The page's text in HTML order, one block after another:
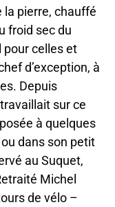
la pierre, chauffé
froid sec du
pour celles et
d’exception, à
Depuis
sur ce
à quelques
dans son petit
au Suquet,
Michel
de vélo –